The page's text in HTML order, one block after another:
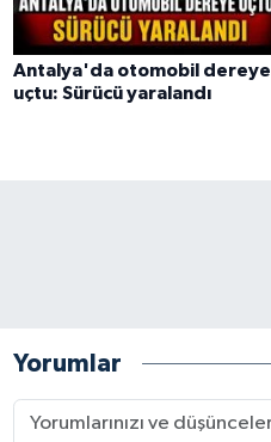
Antalya'da otomobil dereye
uçtu: Sürücü yaralandı
Yorumlar